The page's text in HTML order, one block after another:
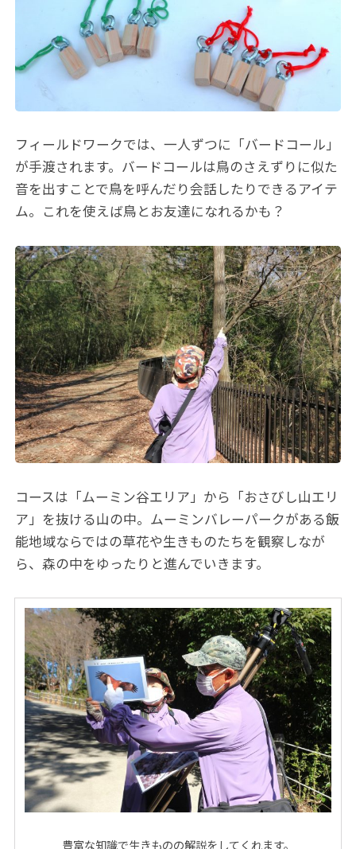
フィールドワークでは、一人ずつに「バードコール」
が手渡されます。バードコールは鳥のさえずりに似た
音を出すことで鳥を呼んだり会話したりできるアイテ
ム。これを使えば鳥とお友達になれるかも？
コースは「ムーミン谷エリア」から「おさびし山エリ
ア」を抜ける山の中。ムーミンバレーパークがある飯
能地域ならではの草花や生きものたちを観察しなが
ら、森の中をゆったりと進んでいきます。
豊富な知識で生きものの解説をしてくれます。